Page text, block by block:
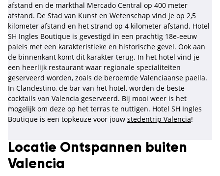
afstand en de markthal Mercado Central op 400 meter
afstand. De Stad van Kunst en Wetenschap vind je op 2,5
kilometer afstand en het strand op 4 kilometer afstand. Hotel
SH Ingles Boutique is gevestigd in een prachtig 18e-eeuw
paleis met een karakteristieke en historische gevel. Ook aan
de binnenkant komt dit karakter terug. In het hotel vind je
een heerlijk restaurant waar regionale specialiteiten
geserveerd worden, zoals de beroemde Valenciaanse paella.
In Clandestino, de bar van het hotel, worden de beste
cocktails van Valencia geserveerd. Bij mooi weer is het
mogelijk om deze op het terras te nuttigen. Hotel SH Ingles
Boutique is een topkeuze voor jouw stedentrip Valencia!
Locatie Ontspannen buiten
Valencia